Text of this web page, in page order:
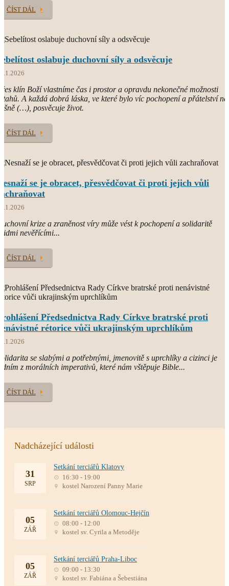
ČÍST DÁL
oslabuje duchovní síly a odsvěcuje
klín Boží vlastníme čas i prostor a opravdu nekonečné možnosti
A každá dobrá láska, ve které bylo víc pochopení a přátelství
(…), posvěcuje život.
ČÍST DÁL
se je obracet, přesvědčovat či proti jejich vůli
krize a zraněnost víry může vést k pochopení a solidaritě
lidmi nevěřícími...
ČÍST DÁL
Předsednictva Rady Církve bratrské proti
rétorice vůči ukrajinským uprchlíkům
se slabými a potřebnými, jmenovitě s uprchlíky a cizinci je
z morálních imperativů, které nám vštěpuje Bible...
ČÍST DÁL
Nadcházející události
31
SRP
Setkání terciářů Klatovy
16:30 - 19:00
kostel Narození Panny Marie
05
ZÁŘ
Setkání terciářů Olomouc-Hejčín
08:00 - 12:00
kostel sv. Cyrila a Metoděje
05
ZÁŘ
Setkání terciářů Praha-Liboc
09:00 - 13:30
kostel sv. Fabiána a Šebestiána